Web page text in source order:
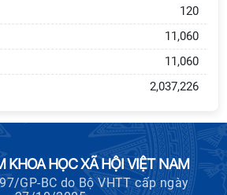
xã hội Việt
Bằng
120
11,060
11,060
2,037,226
KHOA HỌC XÃ HỘI VIỆT NAM
GP-BC do Bộ VHTT cấp ngày